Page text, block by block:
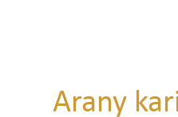
Arany